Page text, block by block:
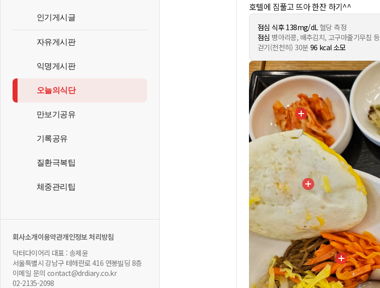
인기게시글
자유게시판
익명게시판
오늘의식단
만보기공유
기록공유
질환극복팁
체중관리팁
회사소개이용약관개인정보 처리방침
닥터다이어리 대표 : 송제윤
서울특별시 강남구 테헤란로 416 연봉빌딩 8층
이메일 문의 contact@drdiary.co.kr
02-2135-2098
호텔에 짐풀고 뜨아 한잔 하기^^
점심 식후 138mg/dL혈당 측정
점심 병아리콩, 배추김치, 고구마줄기무침 등
걷기(천천히) 30분 96 kcal 소모